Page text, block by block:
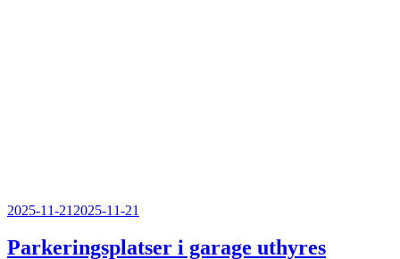
Publicerat
2025-11-21 2025-11-21
Parkeringsplatser i garage uthyres